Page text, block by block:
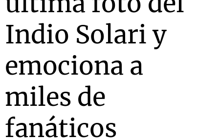
Indio Solari y
emociona a
miles de
fanáticos